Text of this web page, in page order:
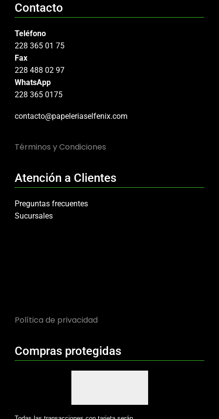
Contacto
Teléfono
228 365 01 75
Fax
228 488 02 97
WhatsApp
228 365 0175
contacto@papeleriaselfenix.com
Términos y Condiciones
Atención a Clientes
Preguntas frecuentes
Sucursales
Política de privacidad
Compras protegidas